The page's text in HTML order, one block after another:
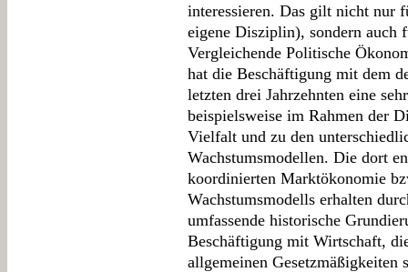
interessieren. Das gilt nicht nur
eigene Disziplin), sondern auch
Vergleichende Politische
hat die Beschäftigung mit dem
letzten drei Jahrzehnten eine
beispielsweise im Rahmen der
Vielfalt und zu den
Wachstumsmodellen. Die dort
koordinierten Marktökonomie
Wachstumsmodells erhalten
umfassende historische
Beschäftigung mit Wirtschaft,
allgemeinen Gesetzmäßigkeiten